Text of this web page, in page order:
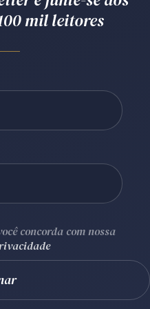
por RSS
CEP80240-000
mil leitores
concorda com nossa